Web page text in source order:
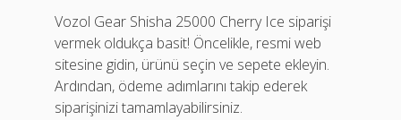
Vozol Gear Shisha 25000 Cherry Ice siparişi
vermek oldukça basit! Öncelikle, resmi web
sitesine gidin, ürünü seçin ve sepete ekleyin.
Ardından, ödeme adımlarını takip ederek
siparişinizi tamamlayabilirsiniz.